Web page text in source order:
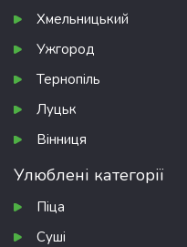
Хмельницький
Ужгород
Тернопіль
Луцьк
Вінниця
Улюблені категорії
Піца
Суші